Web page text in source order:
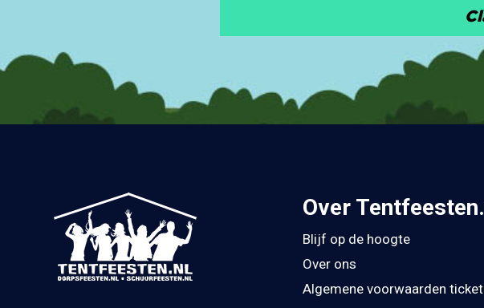
Over
Blijf op de hoogte
Over ons
Algemene voorwaarden